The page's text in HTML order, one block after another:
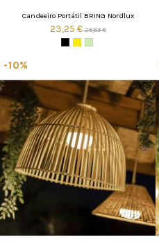
Candeeiro Portátil BRING Nordlux
23,25 € 25,83 €
-10%